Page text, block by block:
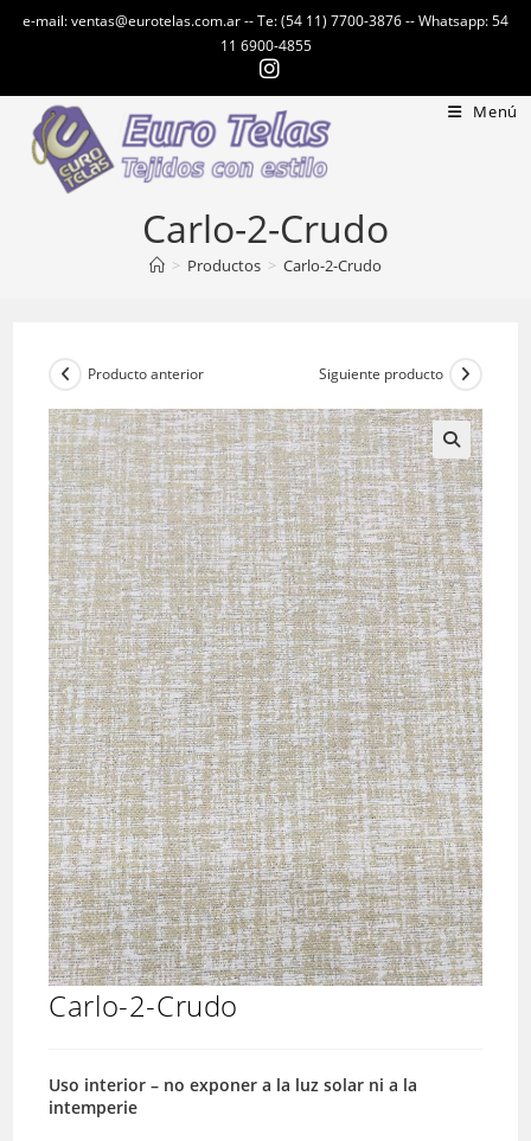
e-mail: ventas@eurotelas.com.ar -- Te: (54 11) 7700-3876 -- Whatsapp: 54
11 6900-4855
Menú
Carlo-2-Crudo
> Productos > Carlo-2-Crudo
Producto anterior Siguiente producto
Carlo-2-Crudo
Uso interior – no exponer a la luz solar ni a la
intemperie